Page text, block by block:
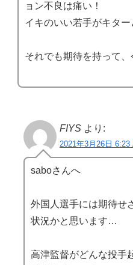
ョン不良は痛い！
イキのいい若手がキタ
それでも期待を持って、
FIYS より:
2021年3月26日 6:23
saboさんへ
外国人選手には期待せ
状況かと思います…
高津監督がどんな投手